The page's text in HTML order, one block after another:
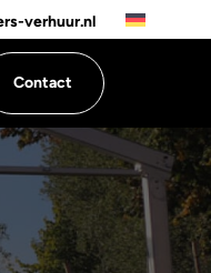
verhuur.nl
Contact